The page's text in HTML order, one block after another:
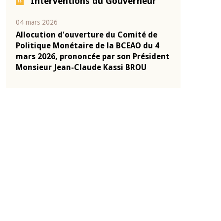
04 mars 2026
Allocution d'ouverture du Comité de
Politique Monétaire de la BCEAO du 4
mars 2026, prononcée par son Président
Monsieur Jean-Claude Kassi BROU